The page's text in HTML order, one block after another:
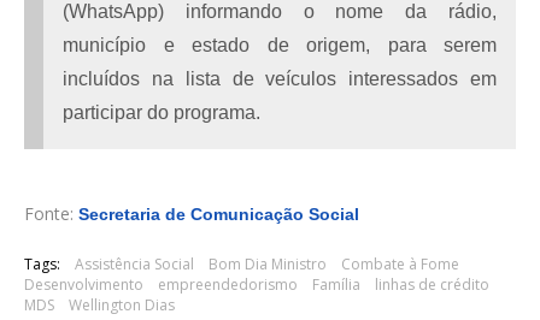
(WhatsApp) informando o nome da rádio,
município e estado de origem, para serem
incluídos na lista de veículos interessados em
participar do programa.
Fonte: Secretaria de Comunicação Social
Tags: Assistência Social Bom Dia Ministro
Combate à Fome
Desenvolvimento
empreendedorismo Família
linhas de crédito
MDS
Wellington Dias